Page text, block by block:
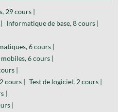
29 cours |
Informatique de base, 8 cours |
6 cours |
6 cours |
|
cours |
Test de logiciel, 2 cours |
|
|